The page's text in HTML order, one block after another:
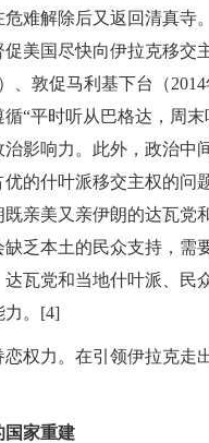
难解除后又返回清真寺
美国尽快向伊拉克移交
、敦促马利基下台（
“平时听从巴格达，周
影响力。此外，政治
的什叶派移交主权的问
亲美又亲伊朗的达瓦党
乏本土的民众支持，需
瓦党和当地什叶派、民
力。[4]
权力。在引领伊拉克走
国家重建